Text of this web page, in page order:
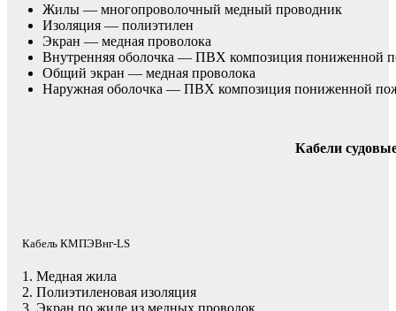
Жилы — многопроволочный медный проводник
Изоляция — полиэтилен
Экран — медная проволока
Внутренняя оболочка — ПВХ композиция пониженной
Общий экран — медная проволока
Наружная оболочка — ПВХ композиция пониженной
Кабели
Кабель КМПЭВнг-LS
1. Медная жила
2. Полиэтиленовая изоляция
3. Экран по жиле из медных проволок